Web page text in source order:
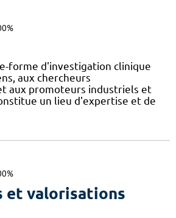
forme d'investigation clinique
aux chercheurs
aux promoteurs industriels et
un lieu d'expertise et de
et valorisations